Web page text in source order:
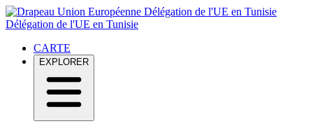
Délégation de l'UE en Tunisie
Délégation de l'UE en Tunisie
CARTE
EXPLORER